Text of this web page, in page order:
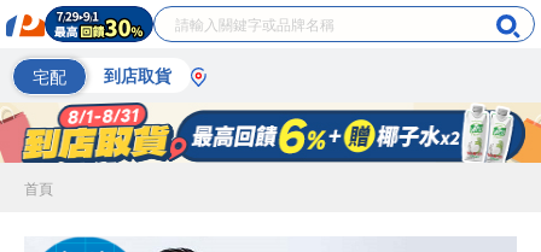
宅配 到店取貨
首頁